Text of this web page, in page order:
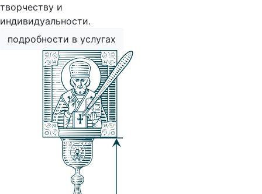
творчеству и
индивидуальности.
подробности в услугах